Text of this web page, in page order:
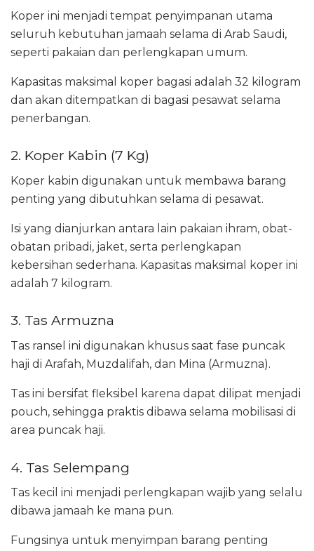
Koper ini menjadi tempat penyimpanan utama
seluruh kebutuhan jamaah selama di Arab Saudi,
seperti pakaian dan perlengkapan umum.
Kapasitas maksimal koper bagasi adalah 32 kilogram
dan akan ditempatkan di bagasi pesawat selama
penerbangan.
2. Koper Kabin (7 Kg)
Koper kabin digunakan untuk membawa barang
penting yang dibutuhkan selama di pesawat.
Isi yang dianjurkan antara lain pakaian ihram, obat-
obatan pribadi, jaket, serta perlengkapan
kebersihan sederhana. Kapasitas maksimal koper ini
adalah 7 kilogram.
3. Tas Armuzna
Tas ransel ini digunakan khusus saat fase puncak
haji di Arafah, Muzdalifah, dan Mina (Armuzna).
Tas ini bersifat fleksibel karena dapat dilipat menjadi
pouch, sehingga praktis dibawa selama mobilisasi di
area puncak haji.
4. Tas Selempang
Tas kecil ini menjadi perlengkapan wajib yang selalu
dibawa jamaah ke mana pun.
Fungsinya untuk menyimpan barang penting